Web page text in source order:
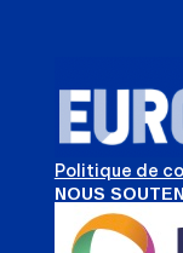
Politique de
NOUS